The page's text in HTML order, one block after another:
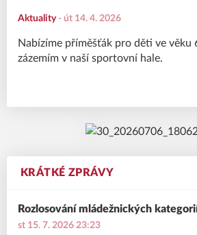
Aktuality - út 14. 4. 2026
Nabízíme příměšťák pro děti ve věku
zázemím v naší sportovní hale.
KRÁTKÉ ZPRÁVY
st 15. 7. 2026 23:23
Rozlosování mládežnických